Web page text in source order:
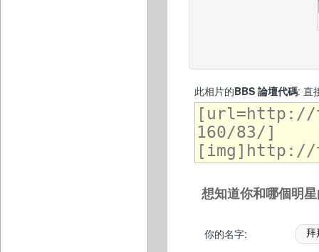
此相片的BBS 論壇代碼: 直
想知道你和哪個明
你的名字: